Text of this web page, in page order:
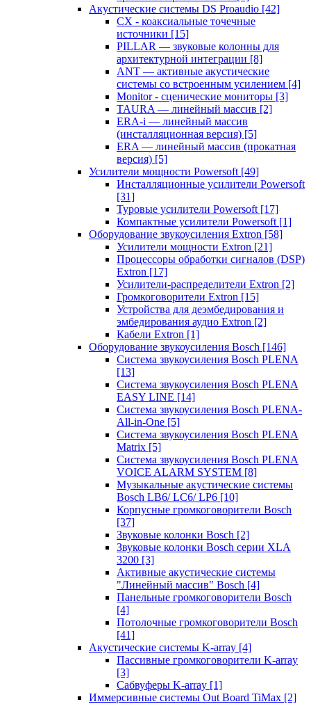
Акустические системы DS Proaudio [42]
CX - коаксиальные точечные
источники [15]
PILLAR — звуковые колонны для
архитектурной интеграции [8]
ANT — активные акустические
системы со встроенным усилением [4]
Monitor - сценические мониторы [3]
TAURA — линейный массив [2]
ERA-i — линейный массив
(инсталляционная версия) [5]
ERA — линейный массив (прокатная
версия) [5]
Усилители мощности Powersoft [49]
Инсталляционные усилители Powersoft
[31]
Туровые усилители Powersoft [17]
Компактные усилители Powersoft [1]
Оборудование звукоусиления Extron [58]
Усилители мощности Extron [21]
Процессоры обработки сигналов (DSP)
Extron [17]
Усилители-распределители Extron [2]
Громкоговорители Extron [15]
Устройства для деэмбедирования и
эмбедирования аудио Extron [2]
Кабели Extron [1]
Оборудование звукоусиления Bosch [146]
Система звукоусиления Bosch PLENA
[13]
Система звукоусиления Bosch PLENA
EASY LINE [14]
Система звукоусиления Bosch PLENA-
All-in-One [5]
Система звукоусиления Bosch PLENA
Matrix [5]
Система звукоусиления Bosch PLENA
VOICE ALARM SYSTEM [8]
Музыкальные акустические системы
Bosch LB6/ LC6/ LP6 [10]
Корпусные громкоговорители Bosch
[37]
Звуковые колонки Bosch [2]
Звуковые колонки Bosch серии XLA
3200 [3]
Активные акустические системы
"Линейный массив" Bosch [4]
Панельные громкоговорители Bosch
[4]
Потолочные громкоговорители Bosch
[41]
Акустические системы K-array [4]
Пассивные громкоговорители K-array
[3]
Сабвуферы K-array [1]
Иммерсивные системы Out Board TiMax [2]